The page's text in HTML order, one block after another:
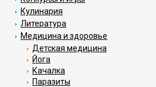
Кулинария
Литература
Медицина и здоровье
Детская медицина
Йога
Качалка
Паразиты